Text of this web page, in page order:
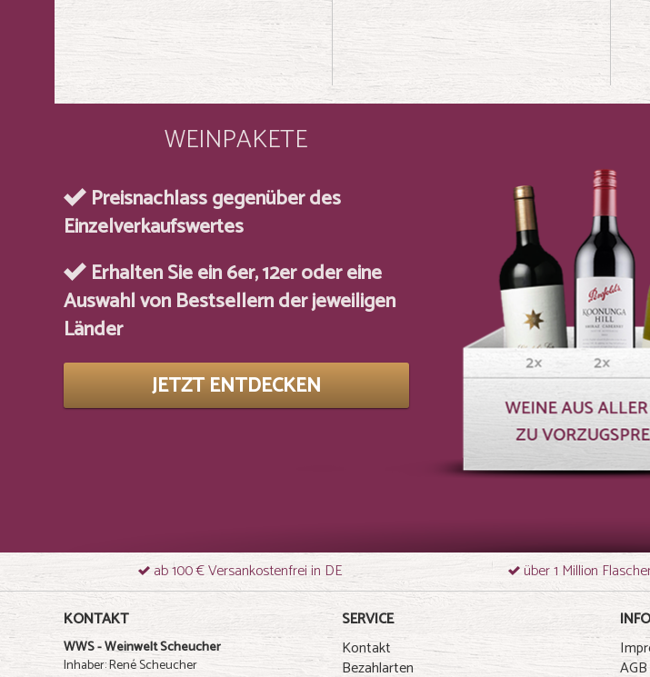
WEINPAKETE
Preisnachlass gegenüber des
Einzelverkaufswertes
Erhalten Sie ein 6er, 12er oder eine
Auswahl von Bestsellern der jeweiligen
Länder
JETZT ENTDECKEN
ab 100 € Versankostenfrei in DE
über 1 Million
KONTAKT
WWS - Weinwelt Scheucher
Inhaber: René Scheucher
SERVICE
Kontakt
Bezahlarten
AGB